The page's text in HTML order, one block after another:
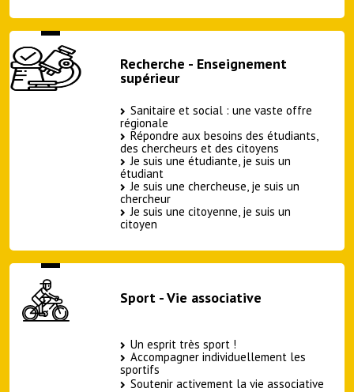
Recherche - Enseignement
supérieur
Sanitaire et social : une vaste offre
régionale
Répondre aux besoins des étudiants,
des chercheurs et des citoyens
Je suis une étudiante, je suis un
étudiant
Je suis une chercheuse, je suis un
chercheur
Je suis une citoyenne, je suis un
citoyen
Sport - Vie associative
Un esprit très sport !
Accompagner individuellement les
sportifs
Soutenir activement la vie associative